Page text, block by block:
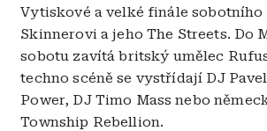
Vytiskové a velké finále sobotního
Skinnerovi a jeho The Streets. Do
sobotu zavítá britský umělec
techno scéně se vystřídají DJ
Power, DJ Timo Mass nebo
Township Rebellion.